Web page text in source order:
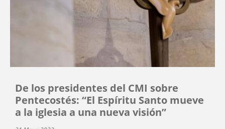
De los presidentes del CMI sobre
Pentecostés: “El Espíritu Santo mueve
a la iglesia a una nueva visión”